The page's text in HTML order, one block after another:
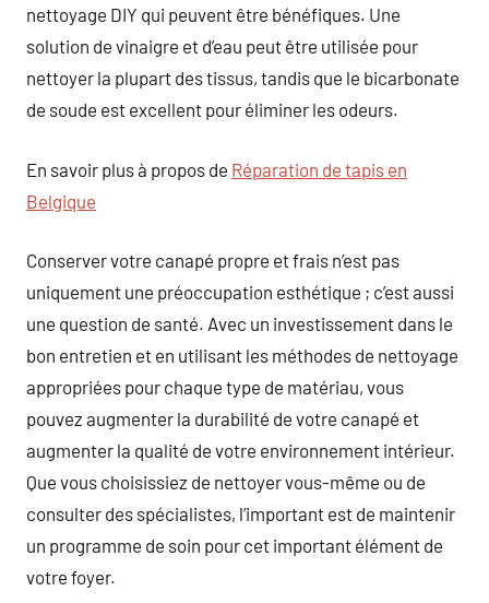
nettoyage DIY qui peuvent être bénéfiques. Une
solution de vinaigre et d’eau peut être utilisée pour
nettoyer la plupart des tissus, tandis que le bicarbonate
de soude est excellent pour éliminer les odeurs.
En savoir plus à propos de Réparation de tapis en
Belgique
Conserver votre canapé propre et frais n’est pas
uniquement une préoccupation esthétique ; c’est aussi
une question de santé. Avec un investissement dans le
bon entretien et en utilisant les méthodes de nettoyage
appropriées pour chaque type de matériau, vous
pouvez augmenter la durabilité de votre canapé et
augmenter la qualité de votre environnement intérieur.
Que vous choisissiez de nettoyer vous-même ou de
consulter des spécialistes, l’important est de maintenir
un programme de soin pour cet important élément de
votre foyer.